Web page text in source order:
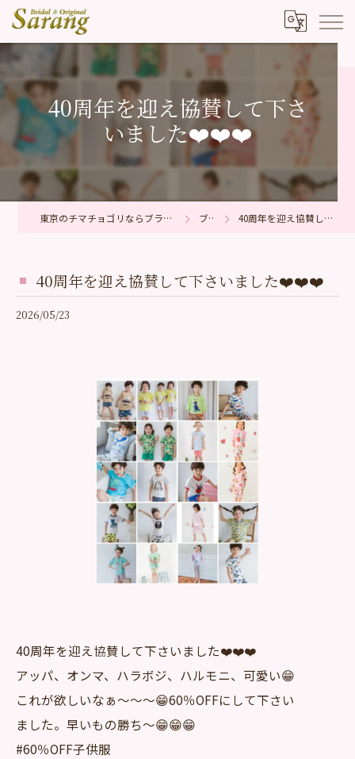
40周年を迎え協賛して下さ
いました❤️❤️❤️
東京のチマチョゴリならブライダル＆オリジナル サラン ブログ 40周年を迎え協賛して下さいました❤️❤️❤️
40周年を迎え協賛して下さいました❤️❤️❤️
2026/05/23
40周年を迎え協賛して下さいました❤️❤️❤️
アッパ、オンマ、ハラボジ、ハルモニ、可愛い😁
これが欲しいなぁ～～～😁60％OFFにして下さい
ました。早いもの勝ち～😁😁😁
#60％OFF子供服